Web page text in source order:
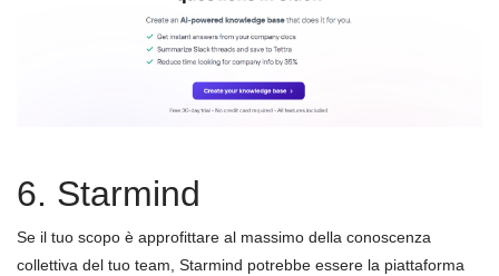
6. Starmind
Se il tuo scopo è approfittare al massimo della conoscenza
collettiva del tuo team, Starmind potrebbe essere la piattaforma